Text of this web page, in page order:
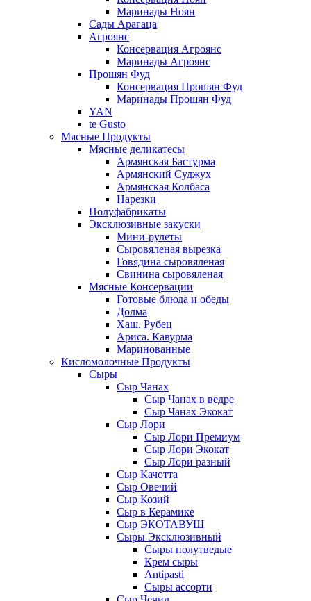
Маринады Ноян
Сады Арагаца
Агроянс
Консервация Агроянс
Маринады Агроянс
Прошян Фуд
Консервация Прошян Фуд
Маринады Прошян Фуд
YAN
te Gusto
Мясные Продукты
Мясные деликатесы
Армянская Бастурма
Армянский Суджух
Армянская Колбаса
Нарезки
Полуфабрикаты
Эксклюзивные закуски
Мини-рулеты
Сыровяленая вырезка
Говядина сыровяленая
Свинина сыровяленая
Мясные Консервации
Готовые блюда и обеды
Долма
Хаш. Рубец
Ариса. Кавурма
Маринованные
Кисломолочные Продукты
Сыры
Сыр Чанах
Сыр Чанах в ведре
Сыр Чанах Экокат
Сыр Лори
Сыр Лори Премиум
Сыр Лори Экокат
Сыр Лори разный
Сыр Качотта
Сыр Овечий
Сыр Козий
Сыр в Керамике
Сыр ЭКОТАВУШ
Сыры Эксклюзивный
Сыры полутведые
Крем сыры
Antipasti
Сыры ассорти